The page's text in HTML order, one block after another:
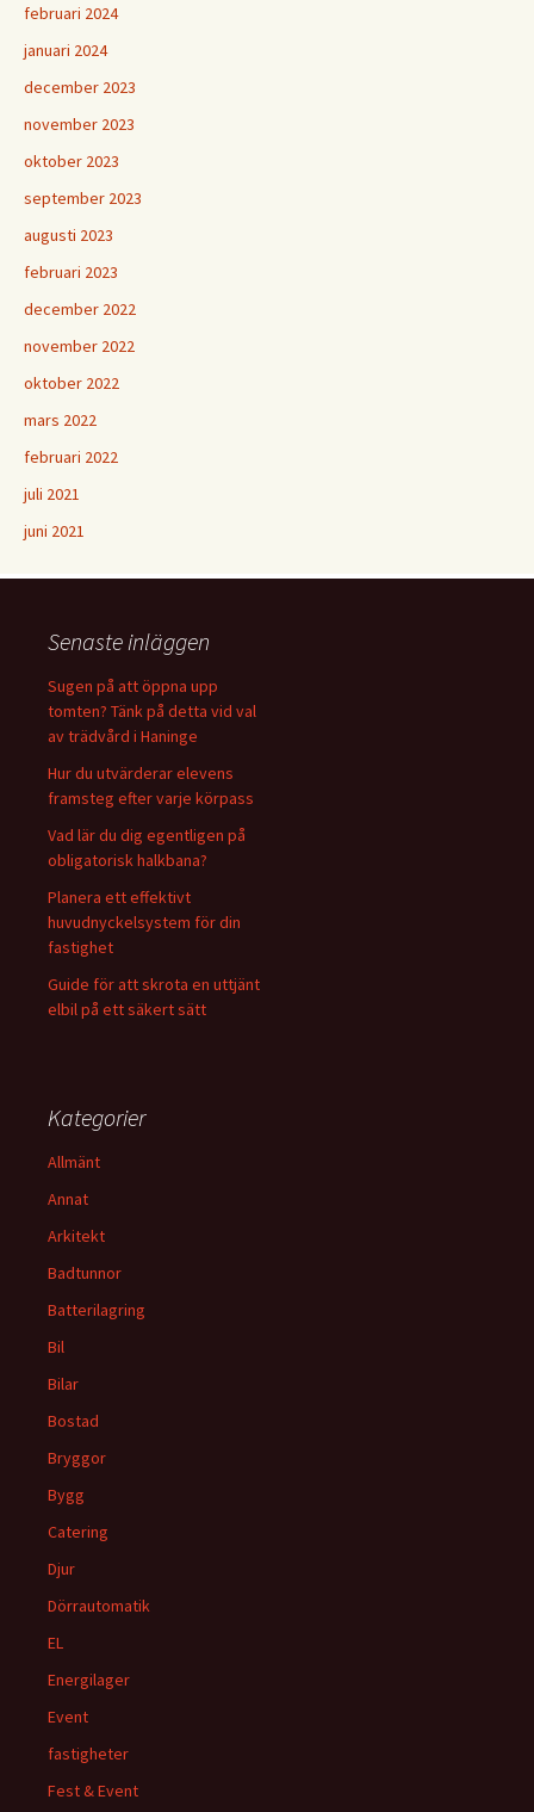
februari 2024
januari 2024
december 2023
november 2023
oktober 2023
september 2023
augusti 2023
februari 2023
december 2022
november 2022
oktober 2022
mars 2022
februari 2022
juli 2021
juni 2021
Senaste inläggen
Sugen på att öppna upp
tomten? Tänk på detta vid val
av trädvård i Haninge
Hur du utvärderar elevens
framsteg efter varje körpass
Vad lär du dig egentligen på
obligatorisk halkbana?
Planera ett effektivt
huvudnyckelsystem för din
fastighet
Guide för att skrota en uttjänt
elbil på ett säkert sätt
Kategorier
Allmänt
Annat
Arkitekt
Badtunnor
Batterilagring
Bil
Bilar
Bostad
Bryggor
Bygg
Catering
Djur
Dörrautomatik
EL
Energilager
Event
fastigheter
Fest & Event